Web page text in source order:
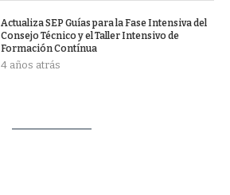
Actualiza SEP Guías para la Fase Intensiva del
Consejo Técnico y el Taller Intensivo de
Formación Contínua
4 años atrás